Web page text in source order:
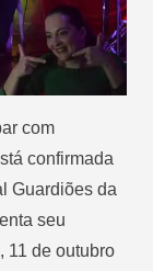
com
confirmada
Guardiões da
seu
11 de outubro